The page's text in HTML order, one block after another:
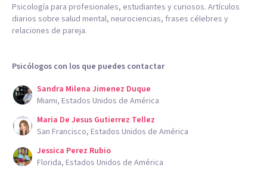
Psicología para profesionales, estudiantes y curiosos. Artículos
diarios sobre salud mental, neurociencias, frases célebres y
relaciones de pareja.
Psicólogos con los que puedes contactar
Sandra Milena Jimenez Duque
Miami, Estados Unidos de América
Maria De Jesus Gutierrez Tellez
San Francisco, Estados Unidos de América
Jessica Perez Rubio
Florida, Estados Unidos de América